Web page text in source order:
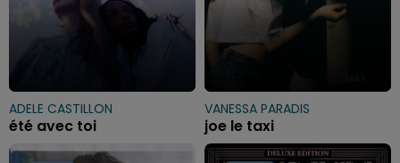
ADELE CASTILLON
été avec toi
VANESSA PARADIS
joe le taxi